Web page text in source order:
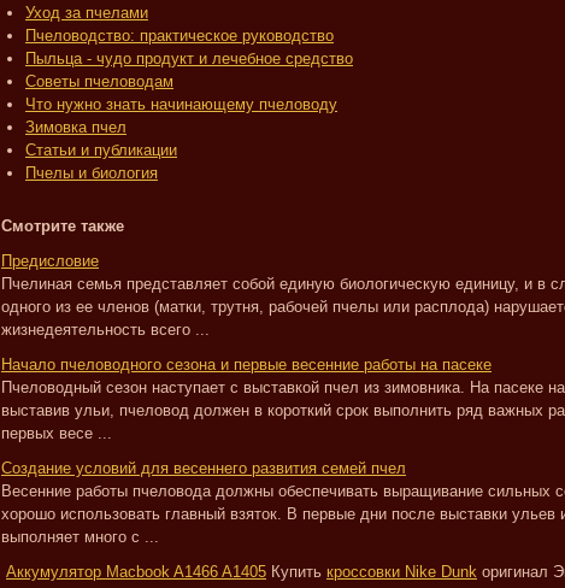
Уход за пчелами
Пчеловодство: практическое руководство
Пыльца - чудо продукт и лечебное средство
Советы пчеловодам
Что нужно знать начинающему пчеловоду
Зимовка пчел
Статьи и публикации
Пчелы и биология
Смотрите также
Предисловие
Пчелиная семья представляет собой единую биологическую единицу, и в
одного из ее членов (матки, трутня, рабочей пчелы или расплода)
жизнедеятельность всего ...
Начало пчеловодного сезона и первые весенние работы на пасеке
Пчеловодный сезон наступает с выставкой пчел из зимовника. На пасеке
выставив ульи, пчеловод должен в короткий срок выполнить ряд важных
первых весе ...
Создание условий для весеннего развития семей пчел
Весенние работы пчеловода должны обеспечивать выращивание сильных
хорошо использовать главный взяток. В первые дни после выставки ульев
выполняет много с ...
Аккумулятор Macbook A1466 A1405 Купить кроссовки Nike Dunk оригинал